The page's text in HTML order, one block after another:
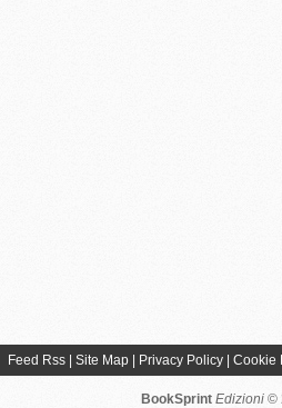
Feed Rss Site Map Privacy Policy Cookie
BookSprint Edizioni ©